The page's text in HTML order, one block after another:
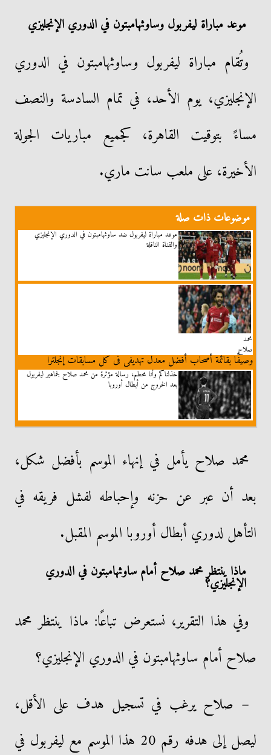
موعد مباراة ليفربول وساوثهامبتون في الدوري الإنجليزي
وتُقام مباراة ليفربول وساوثهامبتون في الدوري
الإنجليزي، يوم الأحد، في تمام السادسة والنصف
مساءً بتوقيت القاهرة، كجميع مباريات الجولة
الأخيرة، على ملعب سانت ماري.
موضوعات ذات صلة
موعد مباراة ليفربول ضد ساوثهامبتون في الدوري الإنجليزي
والقناة الناقلة
محمد
صلاح
وصيفًا بقائمة أصحاب أفضل معدل تهديفى فى كل مسابقات إنجلترا
خذلناكم وأنا محطم، رسالة مؤثرة من محمد صلاح لجماهير ليفربول
بعد الخروج من أبطال أوروبا
محمد صلاح يأمل في إنهاء الموسم بأفضل شكل،
بعد أن عبر عن حزنه وإحباطه لفشل فريقه في
التأهل لدوري أبطال أوروبا الموسم المقبل.
ماذا ينتظر محمد صلاح أمام ساوثهامبتون في الدوري
الإنجليزي؟
وفي هذا التقرير، نستعرض تباعًا: ماذا ينتظر محمد
صلاح أمام ساوثهامبتون في الدوري الإنجليزي؟
– صلاح يرغب في تسجيل هدف على الأقل،
ليصل إلى هدفه رقم 20 هذا الموسم مع ليفربول في